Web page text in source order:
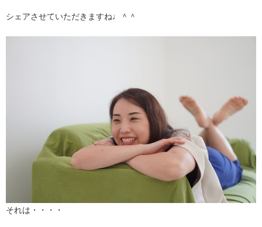
シェアさせていただきますね♩＾＾
それは・・・・